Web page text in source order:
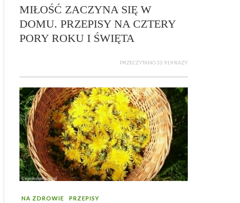
MIŁOŚĆ ZACZYNA SIĘ W
DOMU. PRZEPISY NA CZTERY
PORY ROKU I ŚWIĘTA
PRZECZYTANO 33 919 RAZY
NA ZDROWIE PRZEPISY